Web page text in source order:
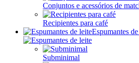
Conjuntos e acessórios de
Recipientes para café
Espumantes
Subminimal